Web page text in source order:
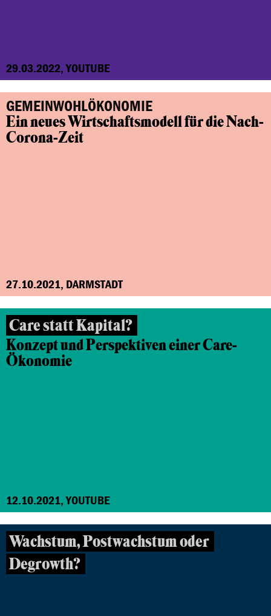
29.03.2022, YOUTUBE
GEMEINWOHLÖKONOMIE
Ein neues Wirtschaftsmodell für die Nach-
Corona-Zeit
27.10.2021, DARMSTADT
Care statt Kapital?
Konzept und Perspektiven einer Care-
Ökonomie
12.10.2021, YOUTUBE
Wachstum, Postwachstum oder
Degrowth?